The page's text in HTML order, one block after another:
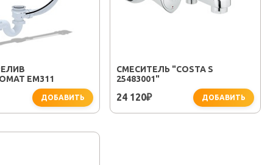
EM311
ДОБАВИТЬ
СМЕСИТЕЛЬ "COSTA S
25483001"
24 120₽ ДОБАВИТЬ